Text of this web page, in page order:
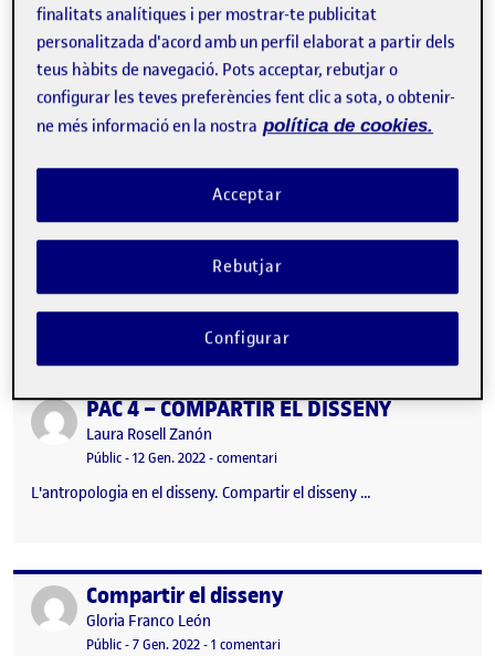
Bones companys, Us presento el meu treball realitzat a l’última
PAC de l’assignatura d’Antropologia del Disseny. Els resultats
finals han estat…
Publicat per Compartir el disseny – Comerç de Sant Cugat
Publicat per
Marti Muñoz Blanes
Data de publicació
-3 comentaris
Publicat perPAC 4 – COMPARTIR EL DISSENY
Publicat per
Laura Rosell Zanón
Visibilitat:
Públic-Data de publicació
12 Gen. 2022-comentariel PAC 4 – COMPARTIR EL DISSENY
L'antropologia en el disseny. Compartir el disseny …
Publicat perCompartir el disseny
Publicat per
Gloria Franco León
Visibilitat:
Públic-Data de publicació
7 Gen. 2022-1 comentaria Compartir el disseny
finalitats analítiques i per mostrar-te publicitat
personalitzada d'acord amb un perfil elaborat a partir dels
teus hàbits de navegació. Pots acceptar, rebutjar o
configurar les teves preferències fent clic a sota, o obtenir-
ne més informació en la nostra política de cookies.
Rebutjar
Acceptar
Configurar